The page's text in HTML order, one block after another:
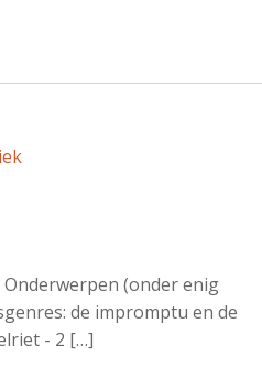
(onder enig
de impromptu en de
- 2 […]